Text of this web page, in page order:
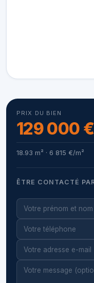
PRIX DU BIEN
129 000 €
18.93 m² · 6 815 €/m²
ÊTRE CONTACTÉ